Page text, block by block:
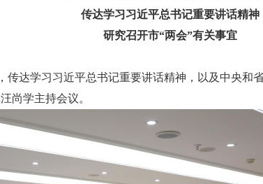
传达学习习近平总书记重要讲话精神
研究召开市“两会”有关事宜
传达学习习近平总书记重要讲话精神，以及中央和
尚学主持会议。